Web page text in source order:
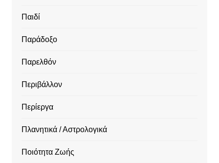
Παιδί
Παράδοξο
Παρελθόν
Περιβάλλον
Περίεργα
Πλανητικά / Αστρολογικά
Ποιότητα Ζωής